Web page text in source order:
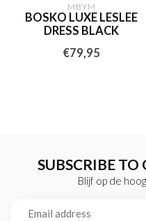
MBYM
BOSKO LUXE LESLEE
DRESS BLACK
€79,95
SUBSCRIBE TO
Blijf op de